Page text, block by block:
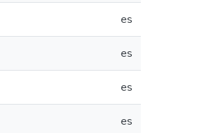
es
es
es
es